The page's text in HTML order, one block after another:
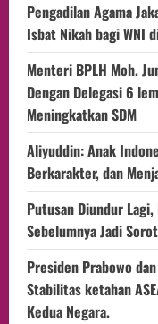
Pengadilan Agama
Isbat Nikah bagi WNI
Menteri BPLH Moh.
Dengan Delegasi 6
Meningkatkan SDM
Aliyuddin: Anak
Berkarakter, dan
Putusan Diundur
Sebelumnya Jadi
Presiden Prabowo
Stabilitas ketahan
Kedua Negara.